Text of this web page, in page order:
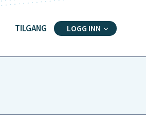
TILGANG LOGG INN